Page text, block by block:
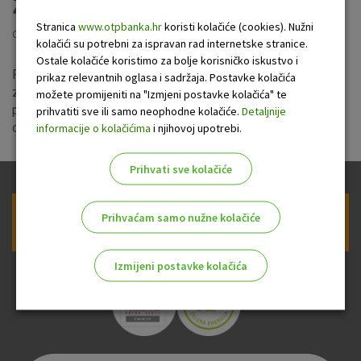
Objavljeno: 4.8.2023
Poslovnica Opatija, na adresi Ulica Maršala Tita 89 je
zatvorena za rad s klijentima zbog prodora vode u prostor
poslovnice. O ponovnom otvaranju bit ćete pravovremeno
obaviješteni.
Prijava na newsletter OTP banke
Stranica www.otpbanka.hrkoristi kolačiće (cookies). Nužni
kolačići su potrebni za ispravan rad internetske stranice.
Ostale kolačiće koristimo za bolje korisničko iskustvo i
prikaz relevantnih oglasa i sadržaja. Postavke kolačića
možete promijeniti na "Izmjeni postavke kolačića" te
prihvatiti sve ili samo neophodne kolačiće. Detaljnije
informacije o kolačićima i njihovoj upotrebi.
Prihvati sve kolačiće
Prihvaćam samo nužne kolačiće
Izmijeni postavke kolačića